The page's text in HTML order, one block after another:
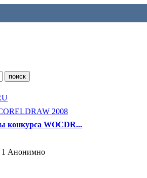
2008
конкурса WOCDR...
Анонимно